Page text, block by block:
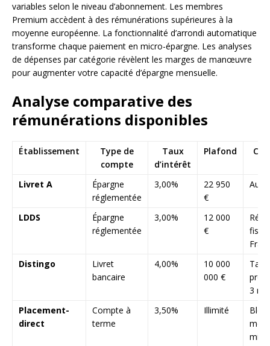
variables selon le niveau d’abonnement. Les membres
Premium accèdent à des rémunérations supérieures à la
moyenne européenne. La fonctionnalité d’arrondi automatique
transforme chaque paiement en micro-épargne. Les analyses
de dépenses par catégorie révèlent les marges de manœuvre
pour augmenter votre capacité d’épargne mensuelle.
Analyse comparative des
rémunérations disponibles
Établissement
Type de
compte
Taux
d’intérêt
Plafond
Livret A
Épargne
réglementée
3,00%
22 950
€
LDDS
Épargne
réglementée
3,00%
12 000
€
Distingo
Livret
bancaire
4,00%
10 000
000 €
Taux
3
Placement-
direct
Compte à
terme
3,50% Illimité
mois